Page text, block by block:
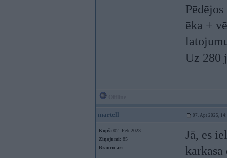
ēka +
Uz 280
martell 07. Apr 2025,
Kopš: 02. Feb 2023
Ziņojumi: 85
Braucu ar:
Jā, es